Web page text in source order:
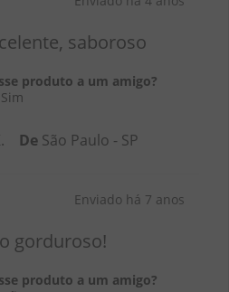
saboroso
produto a um amigo?
Sim
De São Paulo - SP
Enviado há 7 anos
gorduroso!
produto a um amigo?